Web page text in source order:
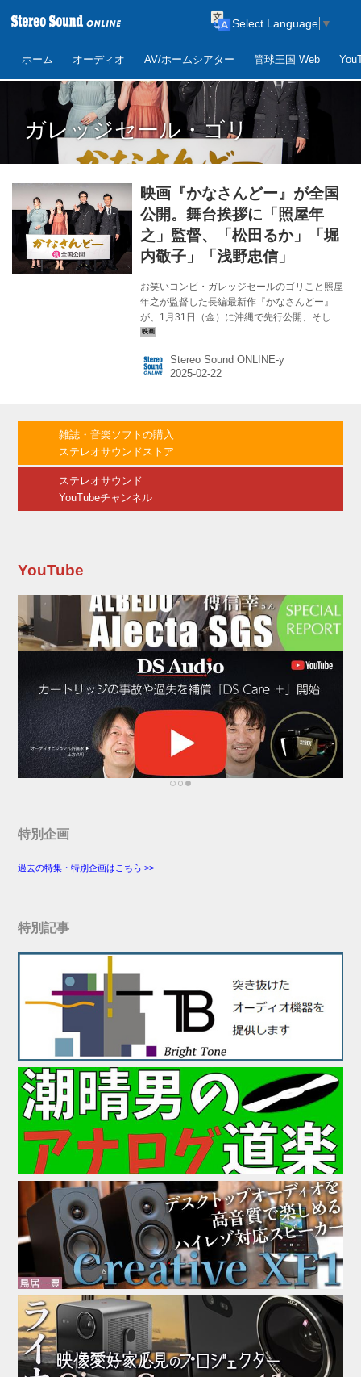
ホーム オーディオ AV/ホームシアター 管球王国 Web
Select Language ▼
ガレッジセール・ゴリ
映画『かなさんどー』が全国
公開。舞台挨拶に「照屋年
之」監督、「松田るか」「堀
内敬子」「浅野忠信」
お笑いコンビ・ガレッジセールのゴリこと照屋
年之が監督した長編最新作『かなさんどー』
が、1月31日（金）に沖縄で先行公開、そして
本日、全国公開を記念し、キャスト3名と照屋監
ワ国際映画祭などの国際的な映画祭に出品さ
れ、日本映画監督協会新人賞を受賞した『洗
舞台に、実力派キャストにて情緒豊かに紡がれ
る“家族の愛と許しの物語”となっている。 1月
Stereo Sound ONLINE-y
雑誌・音楽ソフトの購入
ステレオサウンドストア
ステレオサウンド
YouTubeチャンネル
YouTube
特別企画
過去の特集・特別企画はこちら >>
特別記事